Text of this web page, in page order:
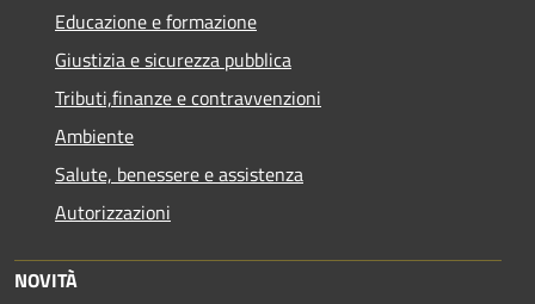
Educazione e formazione
Giustizia e sicurezza pubblica
Tributi,finanze e contravvenzioni
Ambiente
Salute, benessere e assistenza
Autorizzazioni
NOVITÀ